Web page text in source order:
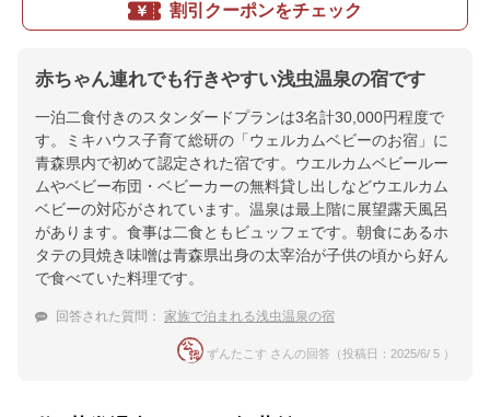
割引クーポンをチェック
赤ちゃん連れでも行きやすい浅虫温泉の宿です
一泊二食付きのスタンダードプランは3名計30,000円程度で
す。ミキハウス子育て総研の「ウェルカムベビーのお宿」に
青森県内で初めて認定された宿です。ウエルカムベビールー
ムやベビー布団・ベビーカーの無料貸し出しなどウエルカム
ベビーの対応がされています。温泉は最上階に展望露天風呂
があります。食事は二食ともビュッフェです。朝食にあるホ
タテの貝焼き味噌は青森県出身の太宰治が子供の頃から好ん
で食べていた料理です。
回答された質問： 家族で泊まれる浅虫温泉の宿
ずんたこす さんの回答（投稿日：2025/6/ 5 ）